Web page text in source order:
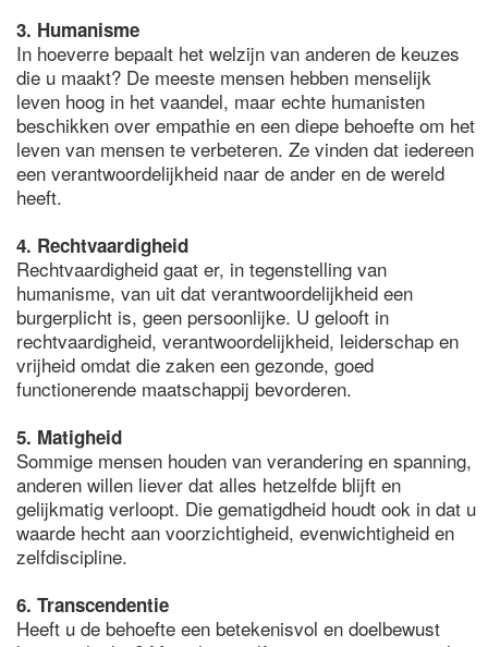
3. Humanisme
In hoeverre bepaalt het welzijn van anderen de keuzes
die u maakt? De meeste mensen hebben menselijk
leven hoog in het vaandel, maar echte humanisten
beschikken over empathie en een diepe behoefte om het
leven van mensen te verbeteren. Ze vinden dat iedereen
een verantwoordelijkheid naar de ander en de wereld
heeft.
4. Rechtvaardigheid
Rechtvaardigheid gaat er, in tegenstelling van
humanisme, van uit dat verantwoordelijkheid een
burgerplicht is, geen persoonlijke. U gelooft in
rechtvaardigheid, verantwoordelijkheid, leiderschap en
vrijheid omdat die zaken een gezonde, goed
functionerende maatschappij bevorderen.
5. Matigheid
Sommige mensen houden van verandering en spanning,
anderen willen liever dat alles hetzelfde blijft en
gelijkmatig verloopt. Die gematigdheid houdt ook in dat u
waarde hecht aan voorzichtigheid, evenwichtigheid en
zelfdiscipline.
6. Transcendentie
Heeft u de behoefte een betekenisvol en doelbewust